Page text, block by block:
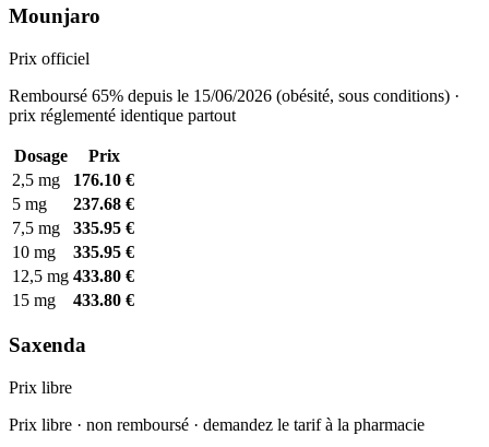
Mounjaro
Prix officiel
Remboursé 65% depuis le 15/06/2026 (obésité, sous conditions) ·
prix réglementé identique partout
Dosage
Prix
2,5 mg
176.10 €
5 mg
237.68 €
7,5 mg
335.95 €
10 mg
335.95 €
12,5 mg 433.80 €
15 mg
433.80 €
Saxenda
Prix libre
Prix libre · non remboursé · demandez le tarif à la pharmacie